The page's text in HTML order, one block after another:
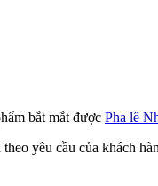
bắt mắt được Pha lê
yêu cầu của khách